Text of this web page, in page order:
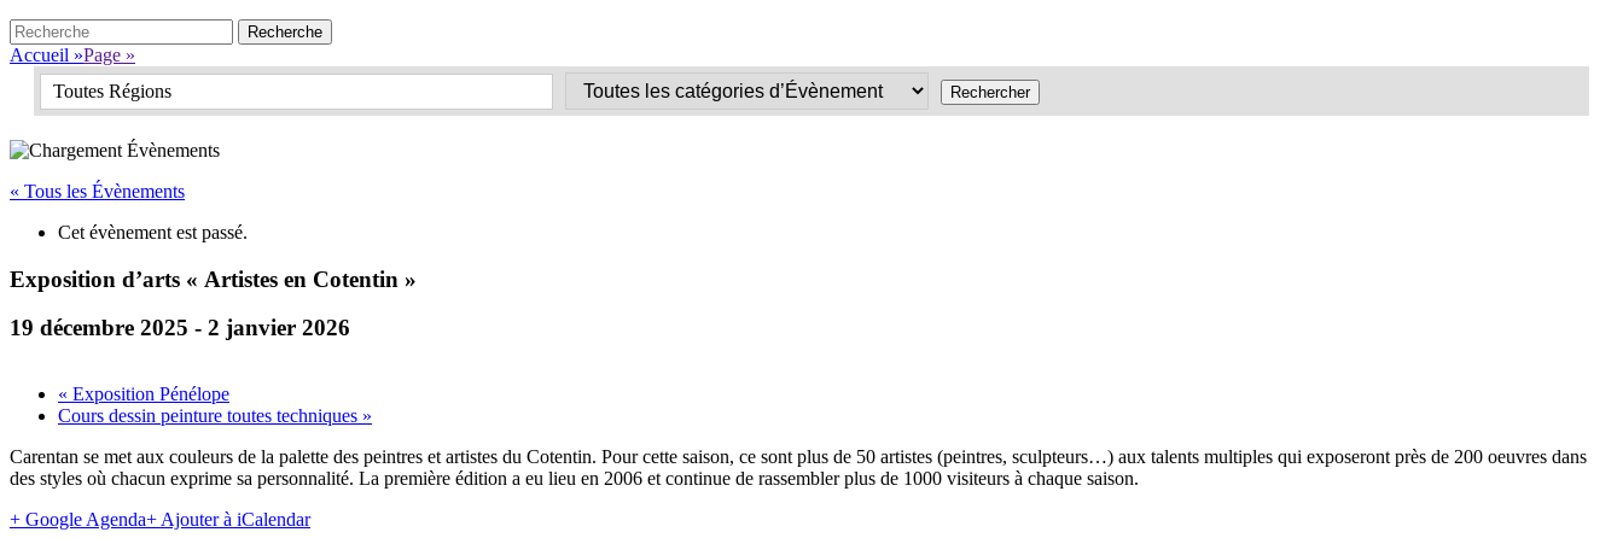
Search
Recherche
pour:
Accueil »Page »
Toutes Régions
« Tous les Évènements
Cet évènement est passé.
Exposition d’arts « Artistes en Cotentin »
19 décembre 2025 - 2 janvier 2026
« Exposition Pénélope
Cours dessin peinture toutes techniques »
Carentan se met aux couleurs de la palette des peintres et artistes du Cotentin. Pour cette saison, ce sont plus de 50 artistes (peintres, sculpteurs…) aux talents multiples qui exposeront près de 200 oeuvres dans
des styles où chacun exprime sa personnalité. La première édition a eu lieu en 2006 et continue de rassembler plus de 1000 visiteurs à chaque saison.
+ Google Agenda+ Ajouter à iCalendar